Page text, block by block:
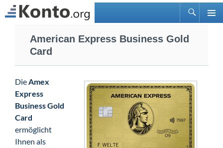
Suchen
American Express Business Gold
Card
DieAmex
Express
Business Gold
Card
ermöglicht
Ihnen als